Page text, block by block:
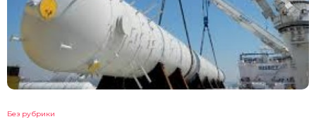
Без рубрики